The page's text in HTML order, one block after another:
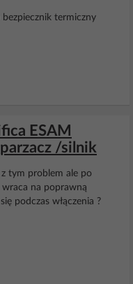
termiczny
ESAM
/silnik
tym problem ale po
wraca na poprawną
podczas włączenia ?